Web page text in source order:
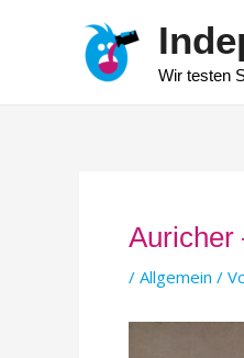
Wir testen
Auricher
/ Allgemein /